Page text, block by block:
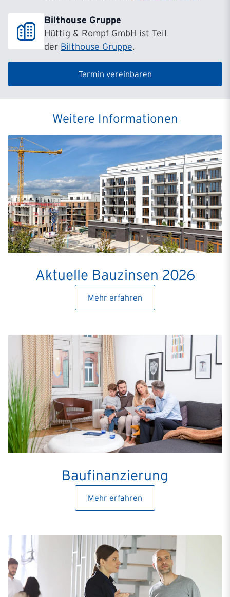
Bilthouse Gruppe
Hüttig & Rompf GmbH ist Teil
der Bilthouse Gruppe.
Termin vereinbaren
Weitere Informationen
Aktuelle Bauzinsen 2026
Mehr erfahren
Baufinanzierung
Mehr erfahren